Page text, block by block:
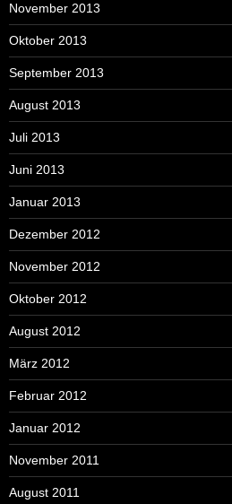
November 2013
Oktober 2013
September 2013
August 2013
Juli 2013
Juni 2013
Januar 2013
Dezember 2012
November 2012
Oktober 2012
August 2012
März 2012
Februar 2012
Januar 2012
November 2011
August 2011